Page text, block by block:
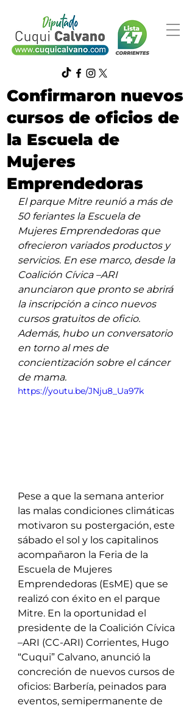
Confirmaron nuevos
cursos de oficios de
la Escuela de
Mujeres
Emprendedoras
El parque Mitre reunió a más de
50 feriantes la Escuela de
Mujeres Emprendedoras que
ofrecieron variados productos y
servicios. En ese marco, desde la
Coalición Cívica –ARI
anunciaron que pronto se abrirá
la inscripción a cinco nuevos
cursos gratuitos de oficio.
Además, hubo un conversatorio
en torno al mes de
concientización sobre el cáncer
de mama.
https://youtu.be/JNju8_Ua97k
Pese a que la semana anterior
las malas condiciones climáticas
motivaron su postergación, este
sábado el sol y los capitalinos
acompañaron la Feria de la
Escuela de Mujeres
Emprendedoras (EsME) que se
realizó con éxito en el parque
Mitre. En la oportunidad el
presidente de la Coalición Cívica
–ARI (CC-ARI) Corrientes, Hugo
“Cuqui” Calvano, anunció la
concreción de nuevos cursos de
oficios: Barbería, peinados para
eventos, semipermanente de